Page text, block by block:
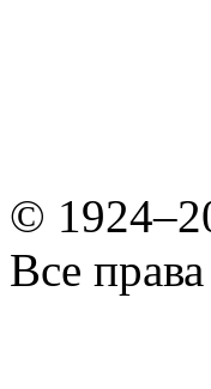
©
Все